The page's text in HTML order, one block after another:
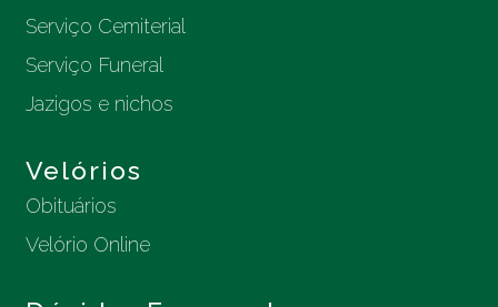
Serviço Cemiterial
Serviço Funeral
Jazigos e nichos
Velórios
Obituários
Velório Online